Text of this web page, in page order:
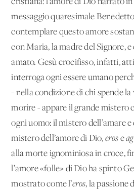
messaggio quaresimale
contemplare questo amore
con Maria, la madre del Signore,
amato. Gesù crocifisso, infatti,
interroga ogni essere umano
- nella condizione di chi spende
morire - appare il grande mistero
ogni uomo: il mistero dell’amare e
mistero dell’amore di Dio, eros e
alla morte ignominiosa in croce,
l’amore «folle» di Dio ha spinto
mostrato come l’eros, la passione